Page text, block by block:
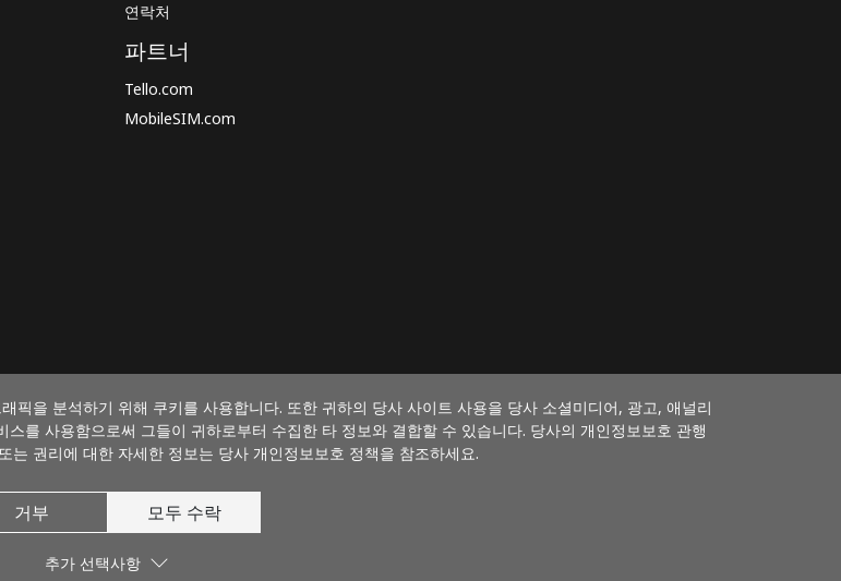
픽을 분석하기 위해 쿠키를 사용합니다. 또한 귀하의 당사 사이트 사용을 당사 소셜미디어, 광고, 애널리
를 사용함으로써 그들이 귀하로부터 수집한 타 정보와 결합할 수 있습니다. 당사의 개인정보보호 관행
는 권리에 대한 자세한 정보는 당사 개인정보보호 정책을 참조하세요.
거부 모두 수락
추가 선택사항
연락처
파트너
Tello.com
MobileSIM.com
결제 방법